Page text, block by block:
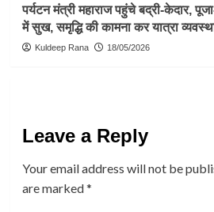
पर्यटन मंत्री महाराज पहुंचे बद्री-केदार,
में सुख, समृद्धि की कामना कर यात्रा
Kuldeep Rana 18/05/2026
Leave a Reply
Your email address will not be
are marked*